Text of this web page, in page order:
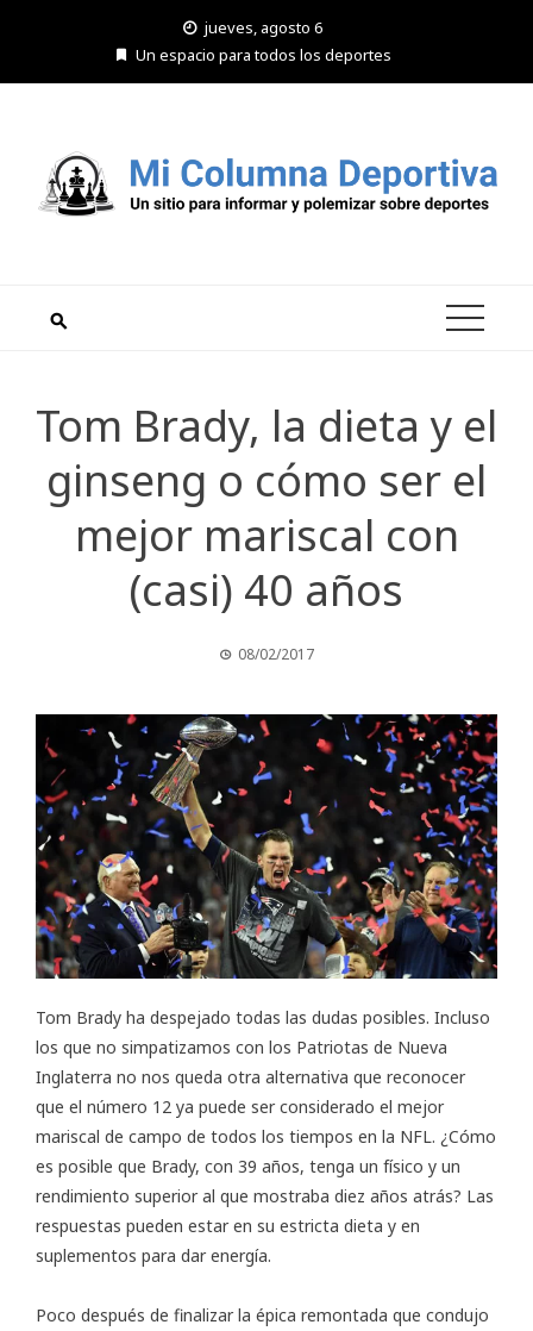
jueves, agosto 6
Un espacio para todos los deportes
Tom Brady, la dieta y el
ginseng o cómo ser el
mejor mariscal con
(casi) 40 años
08/02/2017
Tom Brady ha despejado todas las dudas posibles. Incluso
los que no simpatizamos con los Patriotas de Nueva
Inglaterra no nos queda otra alternativa que reconocer
que el número 12 ya puede ser considerado el mejor
mariscal de campo de todos los tiempos en la NFL. ¿Cómo
es posible que Brady, con 39 años, tenga un físico y un
rendimiento superior al que mostraba diez años atrás? Las
respuestas pueden estar en su estricta dieta y en
suplementos para dar energía.
Poco después de finalizar la épica remontada que condujo